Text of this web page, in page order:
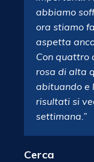
abbiamo
ora stiamo
aspetta
Con quattro
rosa di alta
abituando e
risultati si
settimana.”
Cerca